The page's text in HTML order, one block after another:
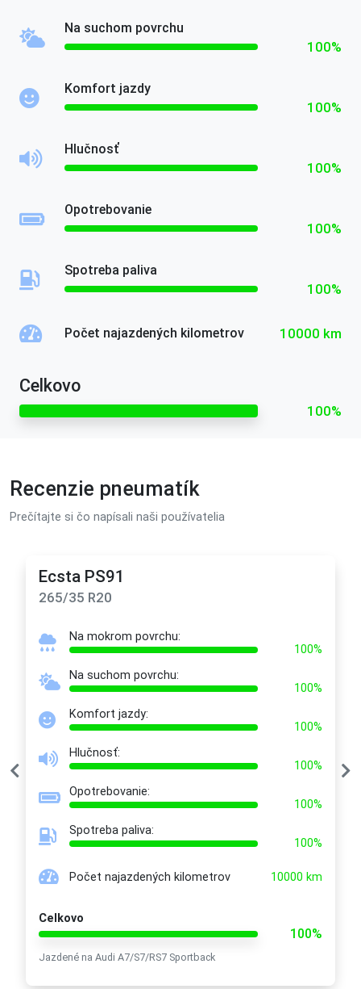
Na suchom povrchu
100%
Komfort jazdy
100%
Hlučnosť
100%
Opotrebovanie
100%
Spotreba paliva
100%
Počet najazdených kilometrov 10000 km
Celkovo
100%
Recenzie pneumatík
Prečítajte si čo napísali naši používatelia
Ecsta PS91
265/35 R20
Na mokrom povrchu:
100%
Na suchom povrchu:
100%
Komfort jazdy:
100%
Hlučnosť:
100%
Opotrebovanie:
100%
Spotreba paliva:
100%
Počet najazdených kilometrov 10000 km
Celkovo
100%
Jazdené na Audi A7/S7/RS7 Sportback